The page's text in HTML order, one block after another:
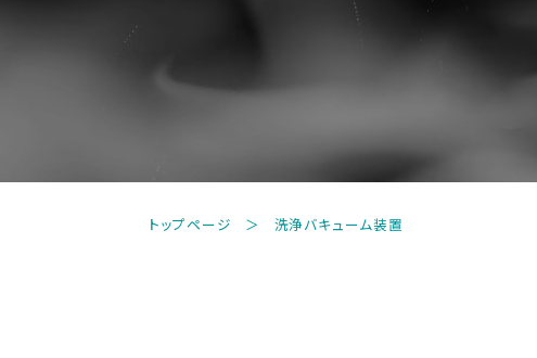
トップページ 洗浄バキューム装置